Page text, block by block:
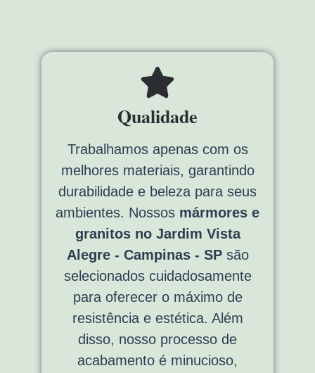
Qualidade
Trabalhamos apenas com os
melhores materiais, garantindo
durabilidade e beleza para seus
ambientes. Nossos mármores e
granitos no Jardim Vista
Alegre - Campinas - SPsão
selecionados cuidadosamente
para oferecer o máximo de
resistência e estética. Além
disso, nosso processo de
acabamento é minucioso,